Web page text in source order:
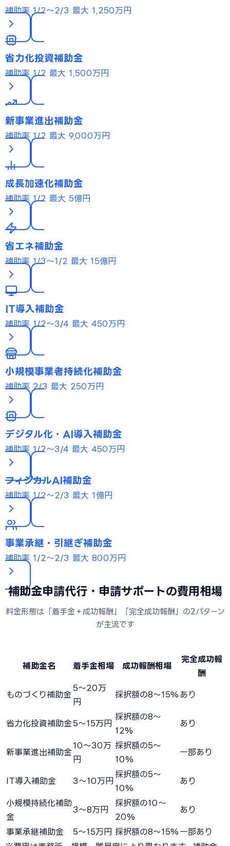
補助率 1/2〜2/3 最大 1,250万円
省力化投資補助金
補助率 1/2 最大 1,500万円
新事業進出補助金
補助率 1/2 最大 9,000万円
成長加速化補助金
補助率 1/2 最大 5億円
省エネ補助金
補助率 1/3〜1/2 最大 15億円
IT導入補助金
補助率 1/2〜3/4 最大 450万円
小規模事業者持続化補助金
補助率 2/3 最大 250万円
デジタル化・AI導入補助金
補助率 1/2〜3/4 最大 450万円
フィジカルAI補助金
補助率 1/2〜2/3 最大 1億円
事業承継・引継ぎ補助金
補助率 1/2〜2/3 最大 800万円
補助金申請代行・申請サポートの費用相場
料金形態は「着手金＋成功報酬」「完全成功報酬」の2パターン
が主流です
補助金名 着手金相場 成功報酬相場
完全成功報
酬
ものづくり補助金
5〜20万
円
採択額の8〜15% あり
省力化投資補助金5〜15万円
採択額の8〜
12%
あり
新事業進出補助金
10〜30万
円
採択額の5〜
10%
一部あり
IT導入補助金 3〜10万円
採択額の5〜
10%
あり
小規模持続化補助
金
3〜8万円
採択額の10〜
20%
あり
事業承継補助金 5〜15万円 採択額の8〜15% 一部あり